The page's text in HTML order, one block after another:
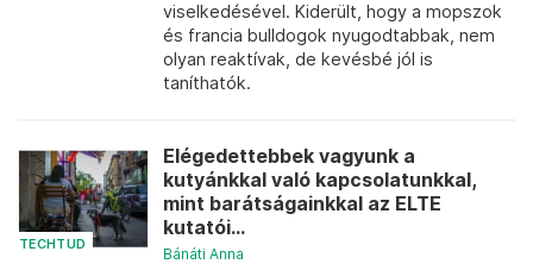
viselkedésével. Kiderült, hogy a mopszok
és francia bulldogok nyugodtabbak, nem
olyan reaktívak, de kevésbé jól is
taníthatók.
TECHTUD
Elégedettebbek vagyunk a
kutyánkkal való kapcsolatunkkal,
mint barátságainkkal az ELTE
kutatói...
Bánáti Anna